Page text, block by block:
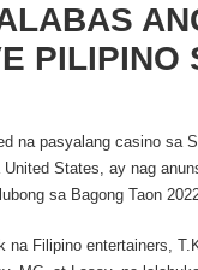
PILIPINO
na pasyalang casino sa
States, ay nag
sa Bagong Taon
Filipino entertainers,